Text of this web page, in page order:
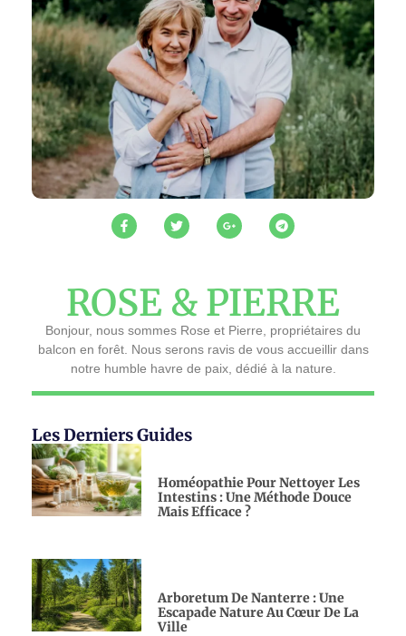
ROSE & PIERRE
Bonjour, nous sommes Rose et Pierre, propriétaires du
balcon en forêt. Nous serons ravis de vous accueillir dans
notre humble havre de paix, dédié à la nature.
Les Derniers Guides
Homéopathie Pour Nettoyer Les
Intestins : Une Méthode Douce
Mais Efficace ?
Arboretum De Nanterre : Une
Escapade Nature Au Cœur De La
Ville